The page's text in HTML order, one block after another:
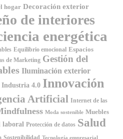
hogar Decoración exterior
de interiores
energética
Equilibrio emocional Espacios
de Marketing Gestión del
Iluminación exterior
Industria 4.0 Innovación
Artificial Internet de las
Moda sostenible Muebles
laboral Protección de datos Salud